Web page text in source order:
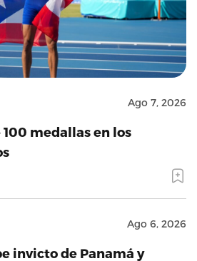
Ago 7, 2026
medallas en los
Ago 6, 2026
invicto de Panamá y